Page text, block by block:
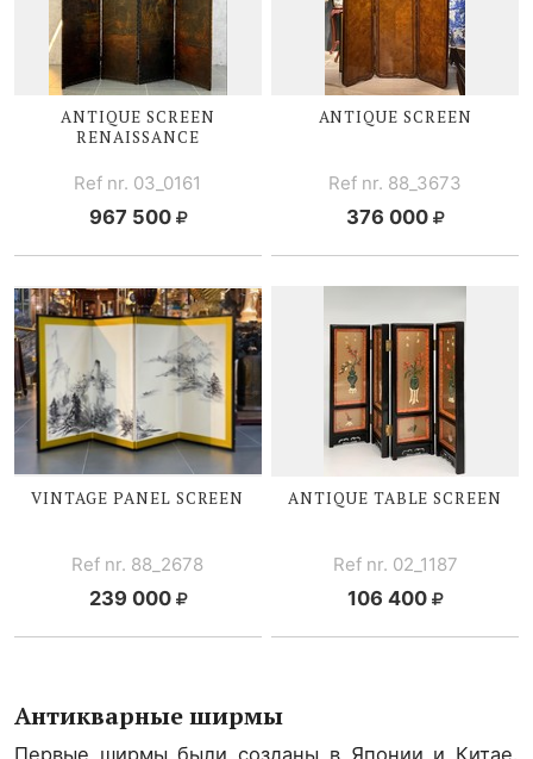
ANTIQUE SCREEN
RENAISSANCE
Ref nr. 03_0161
967 500
ANTIQUE SCREEN
Ref nr. 88_3673
376 000
VINTAGE PANEL SCREEN
Ref nr. 88_2678
239 000
ANTIQUE TABLE SCREEN
Ref nr. 02_1187
106 400
Антикварные ширмы
Первые ширмы были созданы в Японии и Китае.